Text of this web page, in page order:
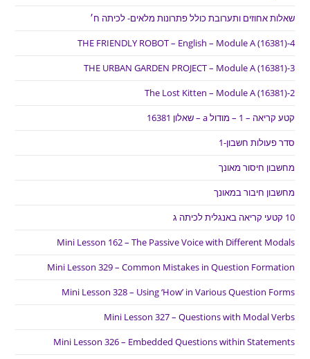
שאלות אחוזים ותערובת כולל פתרונות מלאים- לכיתה ח׳
THE FRIENDLY ROBOT – English – Module A (16381)-4
THE URBAN GARDEN PROJECT – Module A (16381)-3
The Lost Kitten – Module A (16381)-2
קטע קריאה – 1 – מודול a – שאלון 16381
סדר פעולות חשבון-1
מחשבון חיסור מאונך
מחשבון חיבור במאונך
10 קטעי קריאה באנגלית לכיתה ג
Mini Lesson 162 – The Passive Voice with Different Modals
Mini Lesson 329 – Common Mistakes in Question Formation
Mini Lesson 328 – Using ‘How’ in Various Question Forms
Mini Lesson 327 – Questions with Modal Verbs
Mini Lesson 326 – Embedded Questions within Statements